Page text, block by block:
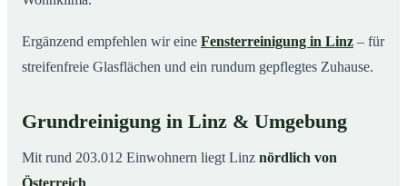
Ergänzend empfehlen wir eine Fensterreinigung in Linz – für
streifenfreie Glasflächen und ein rundum gepflegtes Zuhause.
Grundreinigung in Linz & Umgebung
Mit rund 203.012 Einwohnern liegt Linz nördlich von
Österreich.